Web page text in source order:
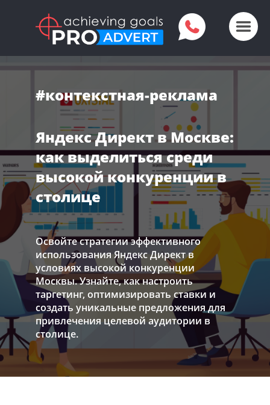
#контекстная-реклама
Яндекс Директ в Москве:
как выделиться среди
высокой конкуренции в
столице
Освойте стратегии эффективного
использования Яндекс Директ в
условиях высокой конкуренции
Москвы. Узнайте, как настроить
таргетинг, оптимизировать ставки и
создать уникальные предложения для
привлечения целевой аудитории в
столице.